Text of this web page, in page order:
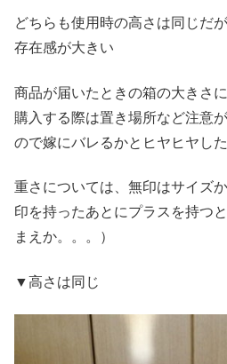
どちらも使用時の高さは同じだ
存在感が大きい
商品が届いたときの箱の大きさ
購入する際は置き場所など注意
ので嫁にバレるかとヒヤヒヤし
重さについては、無印はサイズ
印を持ったあとにプラスを持つ
まえか。。。）
▼高さは同じ